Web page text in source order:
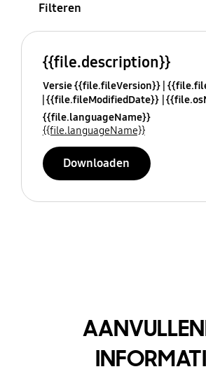
Filteren
{{file.description}}
Versie {{file.fileVersion}}
{{file.fileModifiedDate}}
{{file.languageName}}
{{file.languageName}}
Downloaden